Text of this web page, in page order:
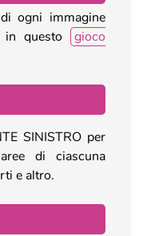
ogni immagine
questo
gioco
SINISTRO per
di ciascuna
e altro.